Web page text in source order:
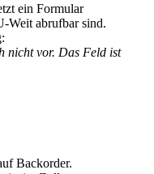
ein Formular
Weit abrufbar sind.
nicht vor. Das Feld ist
Backorder.